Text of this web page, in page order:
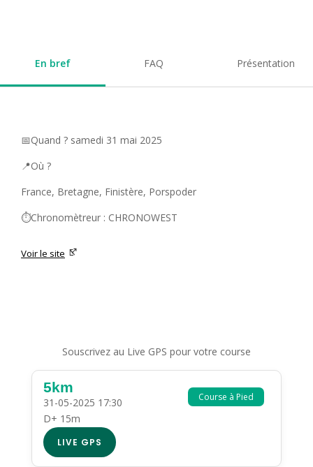
En bref FAQ Présentation
📅Quand ? samedi 31 mai 2025
📍Où ?
France, Bretagne, Finistère, Porspoder
⏱️Chronomètreur : CHRONOWEST
Voir le site
Souscrivez au Live GPS pour votre course
Course à Pied
5km
31-05-2025 17:30
D+ 15m
LIVE GPS